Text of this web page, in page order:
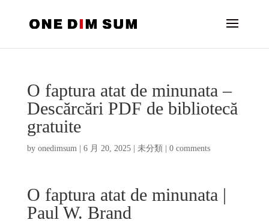
O faptura atat de minunata –
Descărcări PDF de bibliotecă
gratuite
by onedimsum| 6 月 20, 2025| 未分類 0 comments
O faptura atat de minunata |
Paul W. Brand